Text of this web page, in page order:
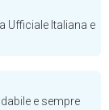
Ufficiale Italiana e
e sempre